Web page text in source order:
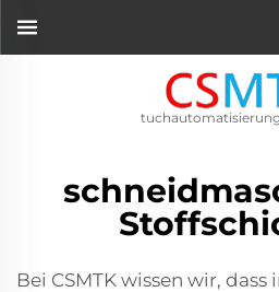
Bei CSMTK wissen wir, dass